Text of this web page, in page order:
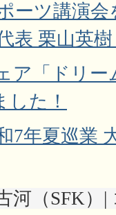
ーツ講演
表 栗山英
ア「ドリ
た！
7年夏巡業
河（SFK）